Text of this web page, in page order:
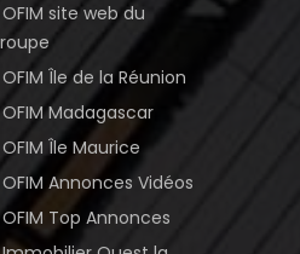
OFIM site web du
OFIM Île de la Réunion
OFIM Madagascar
OFIM Île Maurice
OFIM Annonces Vidéos
OFIM Top Annonces